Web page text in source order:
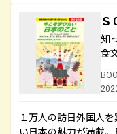
Ｓ
知
食
１万人の訪日外国人
い日本の魅力が満載